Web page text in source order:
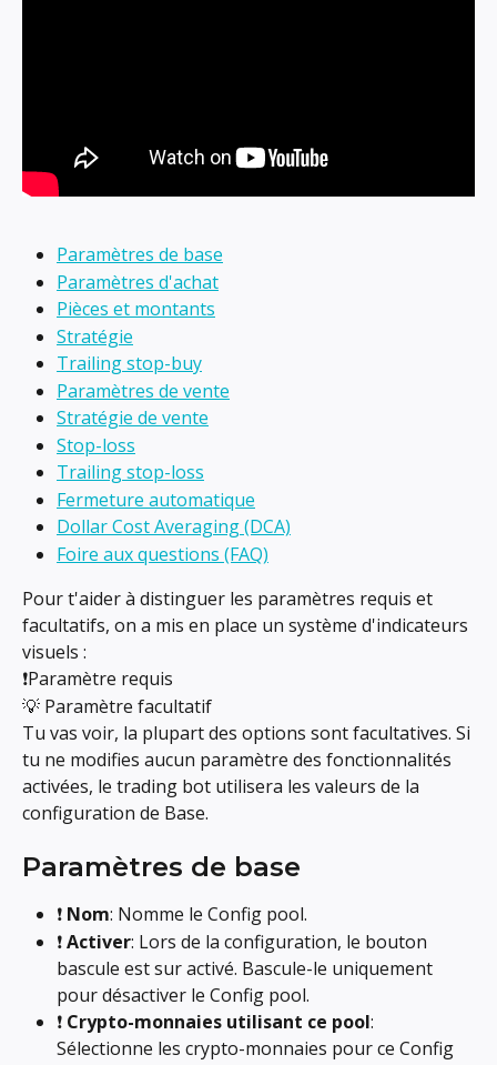
Paramètres de base
Paramètres d'achat
Pièces et montants
Stratégie
Trailing stop-buy
Paramètres de vente
Stratégie de vente
Stop-loss
Trailing stop-loss
Fermeture automatique
Dollar Cost Averaging (DCA)
Foire aux questions (FAQ)
Pour t'aider à distinguer les paramètres requis et
facultatifs, on a mis en place un système d'indicateurs
visuels :
❗Paramètre requis
💡 Paramètre facultatif
Tu vas voir, la plupart des options sont facultatives. Si
tu ne modifies aucun paramètre des fonctionnalités
activées, le trading bot utilisera les valeurs de la
configuration de Base.
Paramètres de base
❗ Nom: Nomme le Config pool.
❗ Activer: Lors de la configuration, le bouton
bascule est sur activé. Bascule-le uniquement
pour désactiver le Config pool.
❗ Crypto-monnaies utilisant ce pool:
Sélectionne les crypto-monnaies pour ce Config